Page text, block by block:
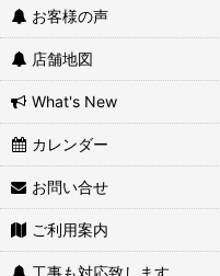
お客様の声
店舗地図
What's New
カレンダー
お問い合せ
ご利用案内
工事も対応致します。